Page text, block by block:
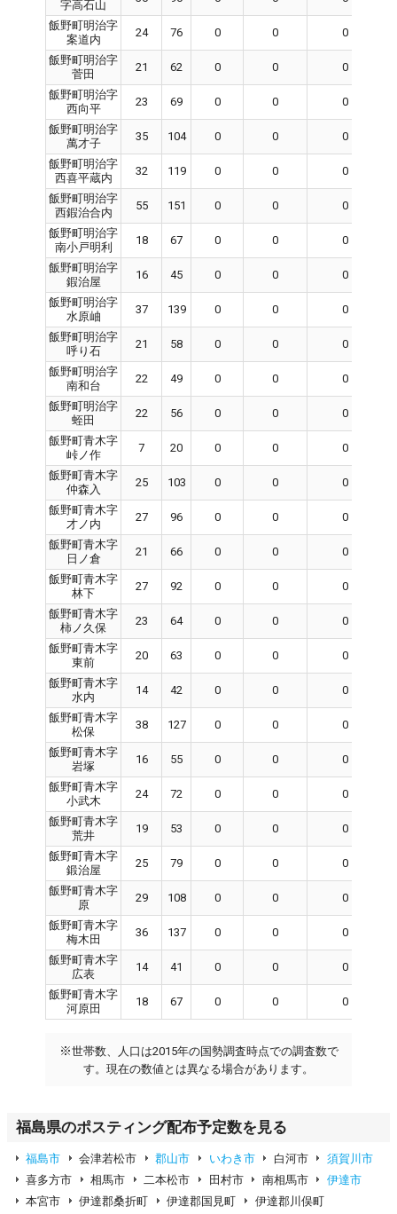
字高石山
飯野町明治字
案道内
24 76 0 0 0
飯野町明治字
菅田
21 62 0 0 0
飯野町明治字
西向平
23 69 0 0 0
飯野町明治字
萬才子
35 104 0 0 0
飯野町明治字
西喜平蔵内
32 119 0 0 0
飯野町明治字
西鍜治合内
55 151 0 0 0
飯野町明治字
南小戸明利
18 67 0 0 0
飯野町明治字
鍜治屋
16 45 0 0 0
飯野町明治字
水原岫
37 139 0 0 0
飯野町明治字
呼り石
21 58 0 0 0
飯野町明治字
南和台
22 49 0 0 0
飯野町明治字
蛭田
22 56 0 0 0
飯野町青木字
峠ノ作
7 20 0 0 0
飯野町青木字
仲森入
25 103 0 0 0
飯野町青木字
才ノ内
27 96 0 0 0
飯野町青木字
日ノ倉
21 66 0 0 0
飯野町青木字
林下
27 92 0 0 0
飯野町青木字
柿ノ久保
23 64 0 0 0
飯野町青木字
東前
20 63 0 0 0
飯野町青木字
水内
14 42 0 0 0
飯野町青木字
松保
38 127 0 0 0
飯野町青木字
岩塚
16 55 0 0 0
飯野町青木字
小武木
24 72 0 0 0
飯野町青木字
荒井
19 53 0 0 0
飯野町青木字
鍛治屋
25 79 0 0 0
飯野町青木字
原
29 108 0 0 0
飯野町青木字
梅木田
36 137 0 0 0
飯野町青木字
広表
14 41 0 0 0
飯野町青木字
河原田
18 67 0 0 0
※世帯数、人口は2015年の国勢調査時点での調査数で
す。現在の数値とは異なる場合があります。
福島県のポスティング配布予定数を見る
福島市 会津若松市 郡山市 いわき市 白河市
須賀川市
喜多方市
相馬市 二本松市 田村市 南相馬市
伊達市
本宮市
伊達郡桑折町 伊達郡国見町
伊達郡川俣町